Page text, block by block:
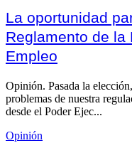
La oportunidad
Reglamento de la
Empleo
Opinión. Pasada la
problemas de nuestra
desde el Poder Ejec...
Opinión